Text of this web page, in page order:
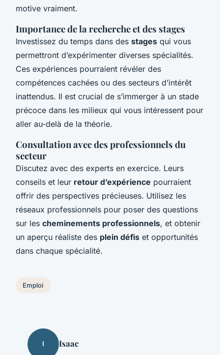
motive vraiment.
Importance de la recherche et des stages
Investissez du temps dans des stages qui vous
permettront d’expérimenter diverses spécialités.
Ces expériences pourraient révéler des
compétences cachées ou des secteurs d’intérêt
inattendus. Il est crucial de s’immerger à un stade
précoce dans les milieux qui vous intéressent pour
aller au-delà de la théorie.
Consultation avec des professionnels du
secteur
Discutez avec des experts en exercice. Leurs
conseils et leur retour d’expérience pourraient
offrir des perspectives précieuses. Utilisez les
réseaux professionnels pour poser des questions
sur les cheminements professionnels, et obtenir
un aperçu réaliste des plein défis et opportunités
dans chaque spécialité.
Emploi
I Isaac